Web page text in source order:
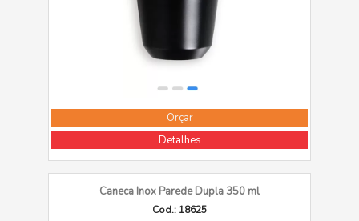
Orçar
Detalhes
Caneca Inox Parede Dupla 350 ml
Cod.: 18625